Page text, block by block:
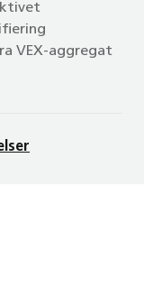
VEX-aggregat